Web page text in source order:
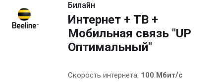
Билайн
Интернет + ТВ +
Мобильная связь "UP
Оптимальный"
Скорость интернета: 100 Мбит/с